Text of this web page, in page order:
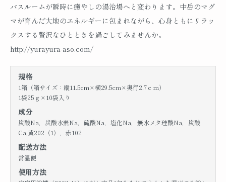
バスルームが瞬時に癒やしの湯治場へと変わります。中岳のマグ
マが育んだ大地のエネルギーに包まれながら、心身ともにリラッ
クスする贅沢なひとときを過ごしてみませんか。
http://yurayura-aso.com/
規格
1箱（箱サイズ：縦11.5cm×横29.5cm×奥行2.7ｃｍ）
1袋25ｇ×10袋入り
成分
炭酸Na，炭酸水素Na，硫酸Na，塩化Na，無水メタ珪酸Na，炭酸
Ca,黄202（1），赤102
配送方法
常温便
使用方法